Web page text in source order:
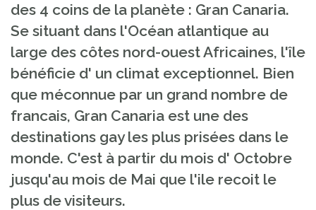
des 4 coins de la planète : Gran Canaria.
Se situant dans l'Océan atlantique au
large des côtes nord-ouest Africaines, l'île
bénéficie d' un climat exceptionnel. Bien
que méconnue par un grand nombre de
francais, Gran Canaria est une des
destinations gay les plus prisées dans le
monde. C'est à partir du mois d' Octobre
jusqu'au mois de Mai que l'ile recoit le
plus de visiteurs.